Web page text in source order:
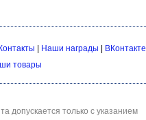
Контакты Наши награды
ВКонтакте
товары
допускается только с указанием